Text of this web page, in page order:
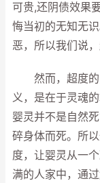
可贵,还阴债效果
悔当初的无知无
恶，所以我们说
然而，超度的
义，是在于灵魂
婴灵并不是自然
碎身体而死。所
度，让婴灵从一
满的人家中，通